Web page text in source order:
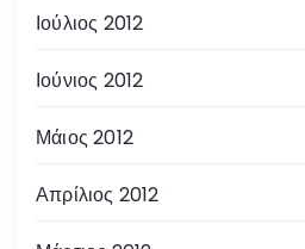
Ιούλιος 2012
Ιούνιος 2012
Μάιος 2012
Απρίλιος 2012